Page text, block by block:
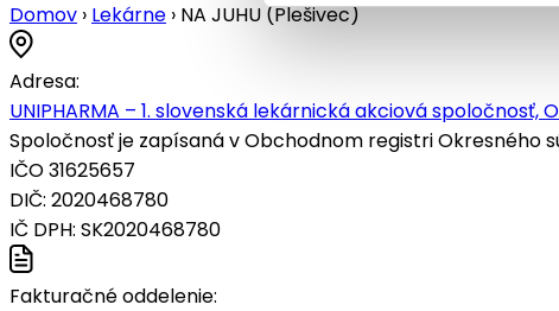
Domov › Lekárne › NA JUHU (Plešivec)
Adresa:
UNIPHARMA – 1. slovenská lekárnická akciová spoločnosť,
Spoločnosť je zapísaná v Obchodnom registri Okresného
IČO 31625657
DIČ: 2020468780
IČ DPH: SK2020468780
Fakturačné oddelenie: